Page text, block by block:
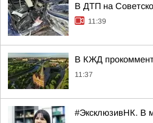
В ДТП на
11:39
В КЖД
11:37
#ЭксклюзивНК. В